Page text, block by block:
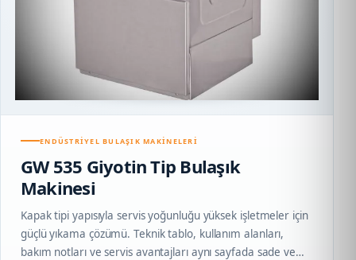
ENDÜSTRIYEL BULAŞIK MAKINELERI
GW 535 Giyotin Tip Bulaşık
Makinesi
Kapak tipi yapısıyla servis yoğunluğu yüksek işletmeler için
güçlü yıkama çözümü. Teknik tablo, kullanım alanları,
bakım notları ve servis avantajları aynı sayfada sade ve